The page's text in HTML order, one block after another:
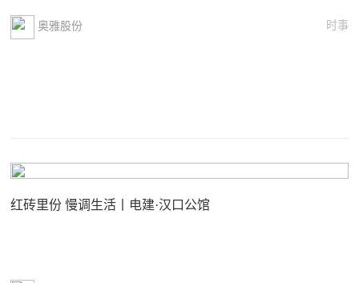
奥雅股份 时事
红砖里份 慢调生活丨电建·汉口公馆